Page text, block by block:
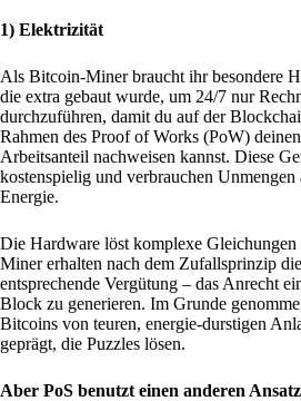
1) Elektrizität
Als Bitcoin-Miner braucht ihr besondere
die extra gebaut wurde, um 24/7 nur
durchzuführen, damit du auf der
Rahmen des Proof of Works (PoW) deinen
Arbeitsanteil nachweisen kannst. Diese
kostenspielig und verbrauchen Unmengen
Energie.
Die Hardware löst komplexe Gleichungen
Miner erhalten nach dem Zufallsprinzip die
entsprechende Vergütung – das Anrecht
Block zu generieren. Im Grunde
Bitcoins von teuren, energie-durstigen
geprägt, die Puzzles lösen.
Aber PoS benutzt einen anderen